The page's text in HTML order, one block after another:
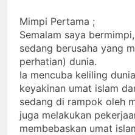
Mimpi Pertama ;
Semalam saya
sedang berusaha yang
perhatian) dunia.
Ia mencuba keliling
keyakinan umat islam
sedang di rampok oleh
juga melakukan
membebaskan umat